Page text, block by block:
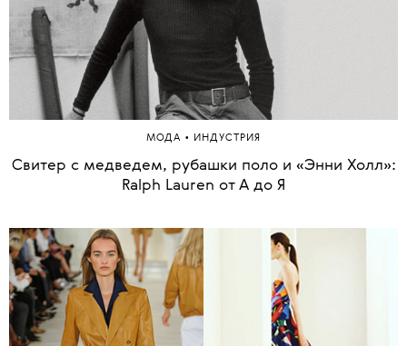
МОДА • ИНДУСТРИЯ
Свитер с медведем, рубашки поло и «Энни Холл»:
Ralph Lauren от А до Я